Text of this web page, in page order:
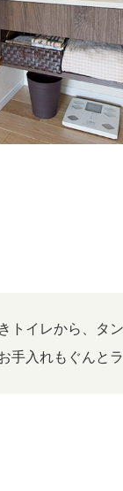
トイレから、タ
手入れもぐんと